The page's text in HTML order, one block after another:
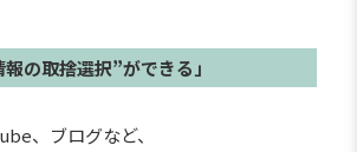
の取捨選択”ができる」
、ブログなど、